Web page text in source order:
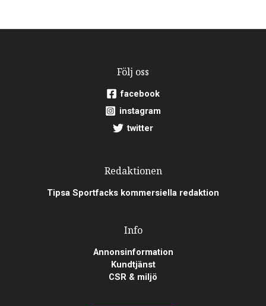
Följ oss
facebook
instagram
twitter
Redaktionen
Tipsa Sportfacks kommersiella redaktion
Info
Annonsinformation
Kundtjänst
CSR & miljö